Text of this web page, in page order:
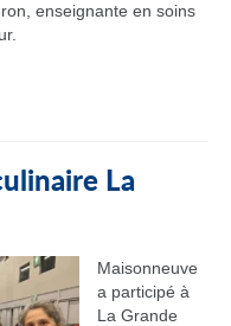
enseignante en soins
La
Maisonneuve
a participé à
La Grande